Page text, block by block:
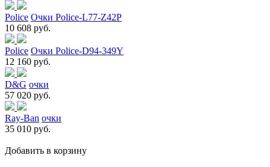
Police Очки Police-L77-Z42P
10 608 руб.
Police Очки Police-D94-349Y
12 160 руб.
D&G очки
57 020 руб.
Ray-Ban очки
35 010 руб.
Добавить в корзину